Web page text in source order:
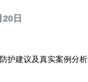
日
护建议及真实案例分